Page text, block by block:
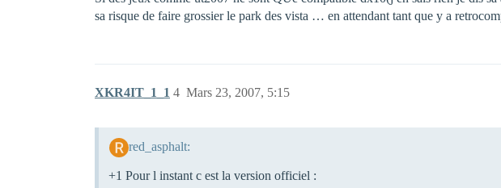
sa risque de faire grossier le park des vista … en attendant tant que y a
XKR4IT_1_1 Mars 23, 2007, 5:15
4
red_asphalt:
+1 Pour l instant c est la version officiel :